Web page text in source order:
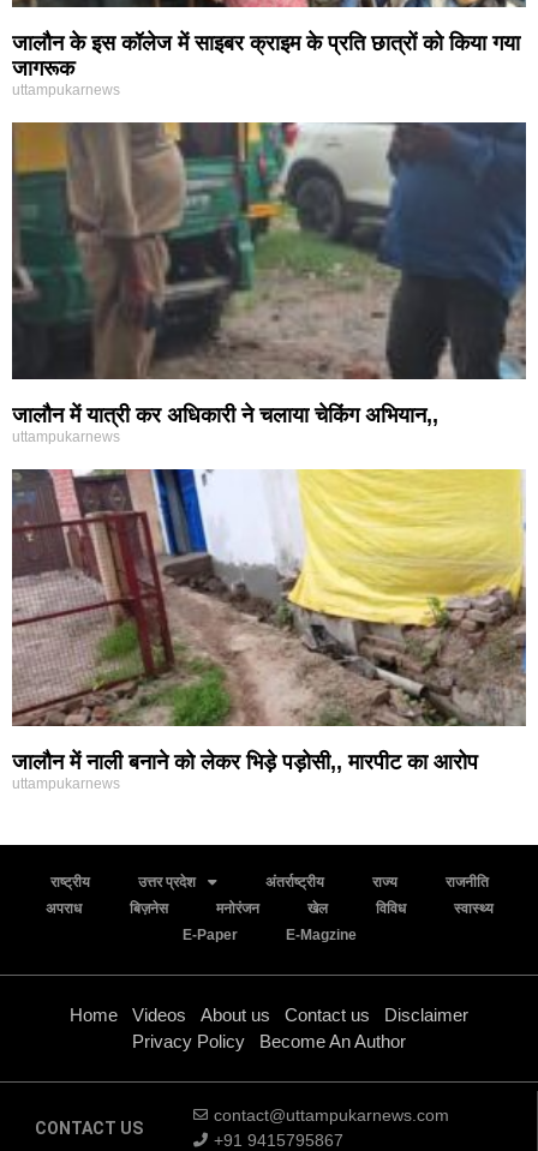
जालौन के इस कॉलेज में साइबर क्राइम के प्रति छात्रों को किया गया
जागरूक
uttampukarnews
जालौन में यात्री कर अधिकारी ने चलाया चेकिंग अभियान,,
uttampukarnews
जालौन में नाली बनाने को लेकर भिड़े पड़ोसी,, मारपीट का आरोप
uttampukarnews
राष्ट्रीय उत्तर प्रदेश अंतर्राष्ट्रीय राज्य
राजनीति
अपराध
बिज़नेस मनोरंजन खेल विविध
स्वास्थ्य
E-Paper
E-Magzine
Home Videos About us Contact us
Disclaimer
Privacy Policy
Become An Author
CONTACT US
contact@uttampukarnews.com
+91 9415795867